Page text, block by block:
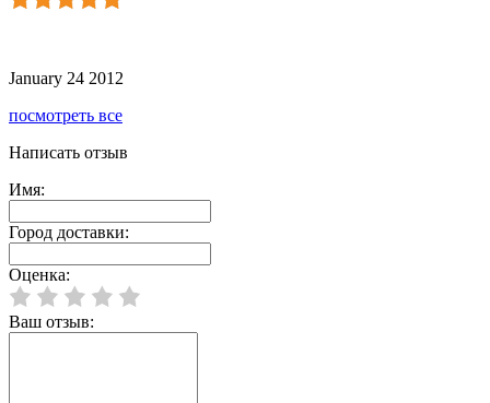
January 24 2012
посмотреть все
Написать отзыв
Имя:
Город доставки:
Оценка:
Ваш отзыв: